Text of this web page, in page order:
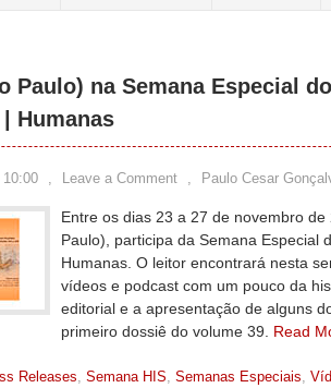
Paulo) na Semana Especial
Humanas
10:00 , Leave a Comment , Paulo Cesar
Entre os dias 23 a 27 de novembro
Paulo), participa da Semana Especial
Humanas. O leitor encontrará nesta
vídeos e podcast com um pouco da
editorial e a apresentação de alguns
primeiro dossiê do volume 39. Read
Releases, Semana HIS, Semanas Especiais,